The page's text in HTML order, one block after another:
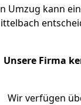
Umzug kann
Unsere Firma
Wir verfügen